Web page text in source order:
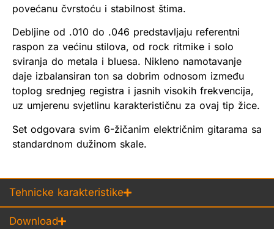
povećanu čvrstoću i stabilnost štima.
Debljine od .010 do .046 predstavljaju referentni
raspon za većinu stilova, od rock ritmike i solo
sviranja do metala i bluesa. Nikleno namotavanje
daje izbalansiran ton sa dobrim odnosom između
toplog srednjeg registra i jasnih visokih frekvencija,
uz umjerenu svjetlinu karakterističnu za ovaj tip žice.
Set odgovara svim 6-žičanim električnim gitarama sa
standardnom dužinom skale.
Tehnicke karakteristike
Download